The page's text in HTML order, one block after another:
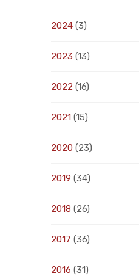
2024 (3)
2023 (13)
2022 (16)
2021 (15)
2020 (23)
2019 (34)
2018 (26)
2017 (36)
2016 (31)